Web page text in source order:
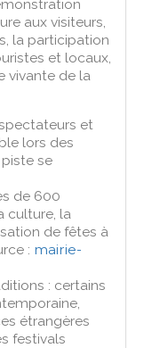
aux visiteurs,
la participation
et locaux,
vivante de la
et
lors des
se
de 600
culture, la
de fêtes à
: mairie-
: certains
étrangères
festivals